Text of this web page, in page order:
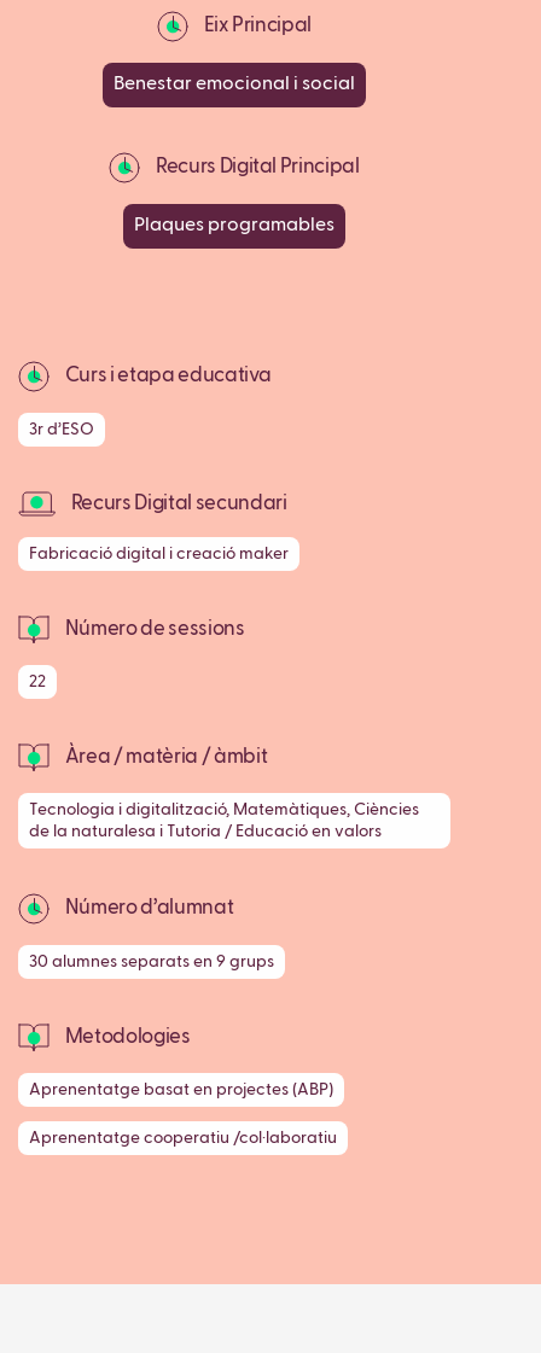
Eix Principal
Benestar emocional i social
Recurs Digital Principal
Plaques programables
Curs i etapa educativa
3r d’ESO
Recurs Digital secundari
Fabricació digital i creació maker
Número de sessions
22
Àrea / matèria / àmbit
Tecnologia i digitalització, Matemàtiques, Ciències
de la naturalesa i Tutoria / Educació en valors
Número d’alumnat
30 alumnes separats en 9 grups
Metodologies
Aprenentatge basat en projectes (ABP)
Aprenentatge cooperatiu /col·laboratiu